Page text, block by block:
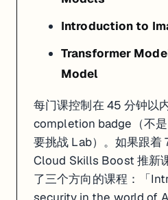
Introduction to
Transformer
Model
每门课控制在 45 分钟以
completion badge（不
要挑战 Lab）。如果跟着
Cloud Skills Boost 推新
了三个方向的课程：「